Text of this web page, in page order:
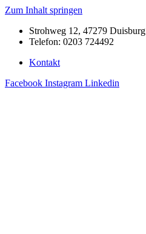
Zum Inhalt springen
Strohweg 12, 47279 Duisburg
Telefon: 0203 724492
Kontakt
Facebook Instagram Linkedin